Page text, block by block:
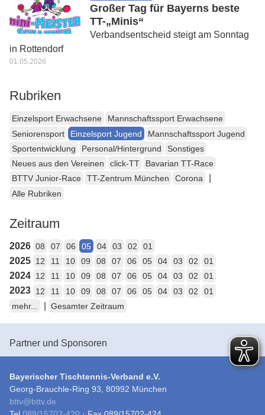
Großer Tag für Bayerns beste
TT-„Minis“
Verbandsentscheid steigt am Sonntag
in Rottendorf
01.05.2026
Rubriken
Einzelsport Erwachsene
Mannschaftssport Erwachsene
Seniorensport
Einzelsport Jugend
Mannschaftssport Jugend
Sportentwicklung
Personal/Hintergrund
Sonstiges
Neues aus den Vereinen
click-TT
Bavarian TT-Race
BTTV Junior-Race
TT-Zentrum München Corona
Alle Rubriken
Zeitraum
2026 08 07 06 05 04 03 02 01
2025 12 11 10 09 08 07 06 05 04 03 02 01
2024 12 11 10 09 08 07 06 05 04 03 02 01
2023 12 11 10 09 08 07 06 05 04 03 02
01
mehr...
Gesamter Zeitraum
Partner und Sponsoren
Bayerischer Tischtennis-Verband e.V.
Georg-Brauchle-Ring 93, 80992 München
bttv@bttv.de